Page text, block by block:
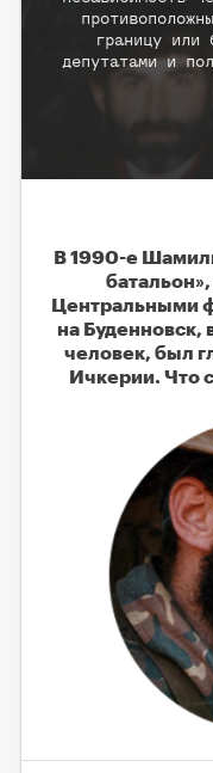
границу или
депутатами и
В 1990-е
Центральными
на Буденновск,
человек, был
Ичкерии. Что